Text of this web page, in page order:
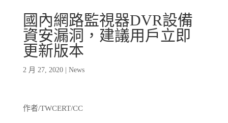
國內網路監視器DVR設備
資安漏洞，建議用戶立即
更新版本
2 月 27, 2020| News
作者/TWCERT/CC